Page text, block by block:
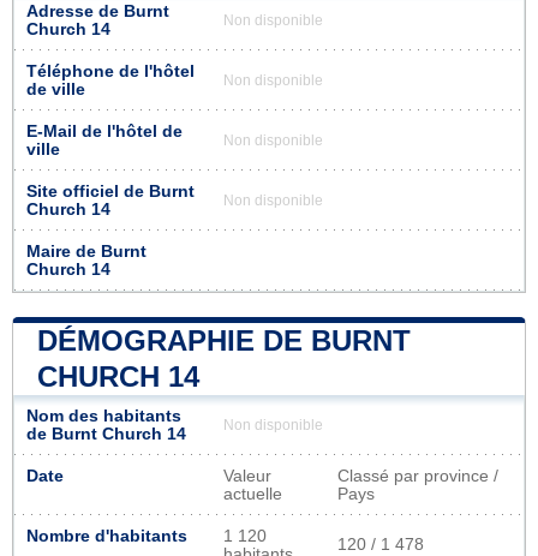
Adresse de Burnt
Church 14
Non disponible
Téléphone de l'hôtel
de ville
Non disponible
E-Mail de l'hôtel de
ville
Non disponible
Site officiel de Burnt
Church 14
Non disponible
Maire de Burnt
Church 14
DÉMOGRAPHIE DE BURNT
CHURCH 14
Nom des habitants
de Burnt Church 14
Non disponible
Date
Valeur
actuelle
Classé par province /
Pays
Nombre d'habitants
1 120
120 / 1 478